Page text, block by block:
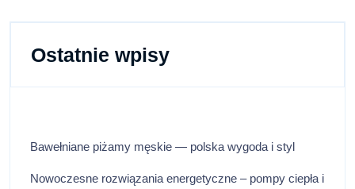
Ostatnie wpisy
Bawełniane piżamy męskie — polska wygoda i styl
Nowoczesne rozwiązania energetyczne – pompy ciepła i